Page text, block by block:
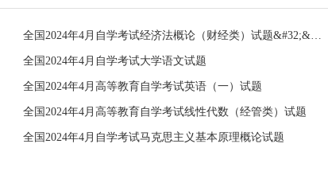
全国2024年4月自学考试经济法概论（财经类）试题&#32;&#32;
全国2024年4月自学考试大学语文试题
全国2024年4月高等教育自学考试英语（一）试题
全国2024年4月高等教育自学考试线性代数（经管类）试题
全国2024年4月自学考试马克思主义基本原理概论试题